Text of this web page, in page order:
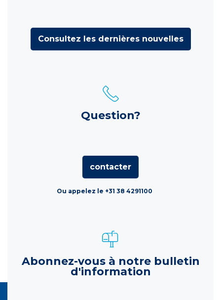
Consultez les dernières nouvelles
Question?
contacter
Ou appelez le +31 38 4291100
Abonnez-vous à notre bulletin
d'information